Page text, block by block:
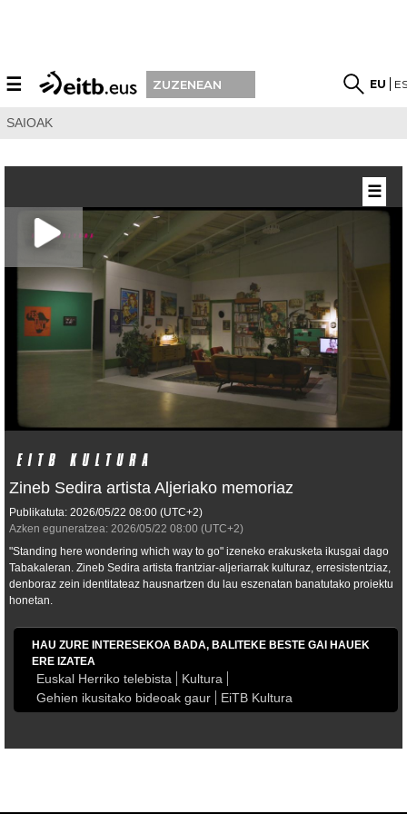
☰ ZUZENEAN EU
SAIOAK
Zineb Sedira artista Aljeriako memoriaz
Publikatuta: 2026/05/22 08:00 (UTC+2)
Azken eguneratzea: 2026/05/22 08:00 (UTC+2)
"Standing here wondering which way to go" izeneko erakusketa ikusgai dago
Tabakaleran. Zineb Sedira artista frantziar-aljeriarrak kulturaz, erresistentziaz,
denboraz zein identitateaz hausnartzen du lau eszenatan banatutako proiektu
honetan.
HAU ZURE INTERESEKOA BADA, BALITEKE BESTE GAI HAUEK
ERE IZATEA
Euskal Herriko telebista
Kultura
Gehien ikusitako bideoak gaur
EiTB Kultura
☰